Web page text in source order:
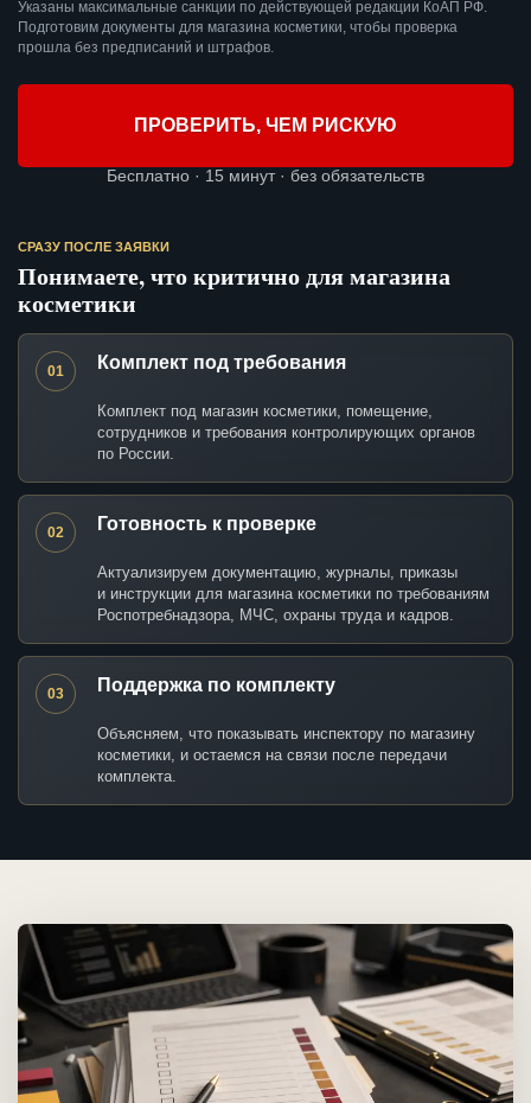
Указаны максимальные санкции по действующей редакции КоАП РФ.
Подготовим документы для магазина косметики, чтобы проверка
прошла без предписаний и штрафов.
ПРОВЕРИТЬ, ЧЕМ РИСКУЮ
Бесплатно · 15 минут · без обязательств
СРАЗУ ПОСЛЕ ЗАЯВКИ
Понимаете, что критично для магазина
косметики
01 Комплект под требования
Комплект под магазин косметики, помещение,
сотрудников и требования контролирующих органов
по России.
02 Готовность к проверке
Актуализируем документацию, журналы, приказы
и инструкции для магазина косметики по требованиям
Роспотребнадзора, МЧС, охраны труда и кадров.
03 Поддержка по комплекту
Объясняем, что показывать инспектору по магазину
косметики, и остаемся на связи после передачи
комплекта.